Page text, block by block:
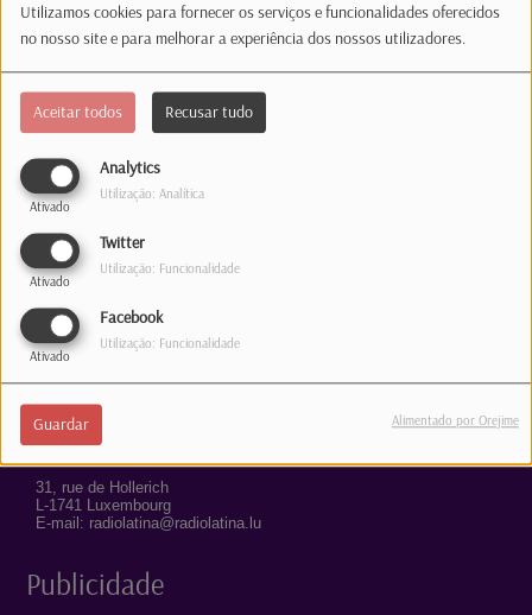
Utilizamos cookies para fornecer os serviços e funcionalidades oferecidos
no nosso site e para melhorar a experiência dos nossos utilizadores.
Aceitar todos Recusar tudo
Analytics
Ativado
Utilização: Analítica
Twitter
Ativado
Utilização: Funcionalidade
Facebook
Ativado
Utilização: Funcionalidade
Guardar Alimentado por Orejime
12h20 –Fado do Dia
12h30 –Self Serviceatravés do 1363. Ligue, peça a
canção e faça a sua dedicatória. Pronto, está servido :)
Estúdio
35, rue de Hollerich
L-1741 Luxembourg
Telefone: 1363
Correio
31, rue de Hollerich
L-1741 Luxembourg
E-mail: radiolatina@radiolatina.lu
Publicidade